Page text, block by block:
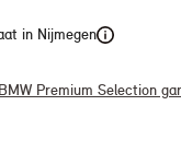
in Nijmegen
Premium Selection